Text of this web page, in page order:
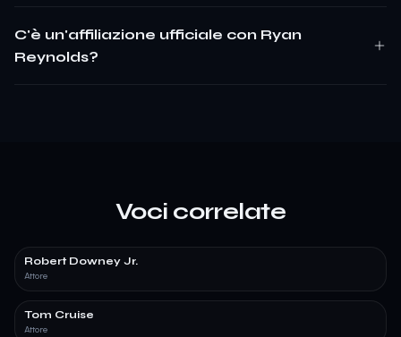
C'è un'affiliazione ufficiale con Ryan
Reynolds?
Voci correlate
Robert Downey Jr.
Attore
Tom Cruise
Attore